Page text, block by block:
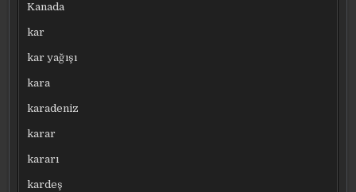
Kanada
kar
kar yağışı
kara
karadeniz
karar
kararı
kardeş